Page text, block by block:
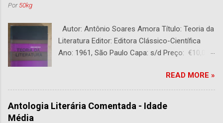
Por50kg
Autor: Antônio Soares Amora Título: Teoria da
Literatura Editor: Editora Clássico-Científica
Ano: 1961, São Paulo Capa: s/d Preço: €10,00
READ MORE »
Antologia Literária Comentada - Idade
Média